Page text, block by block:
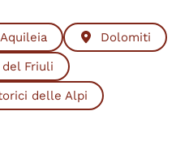
Dolomiti
Friuli
delle Alpi